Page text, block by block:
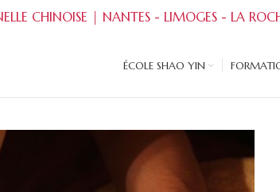
CHINOISE | NANTES - LIMOGES - LA
ÉCOLE SHAO YIN